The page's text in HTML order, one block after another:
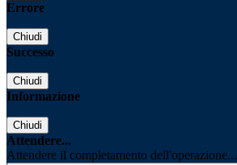
Errore
Chiudi
Successo
Chiudi
Informazione
Chiudi
Attendere...
Attendere il completamento dell'operazione...